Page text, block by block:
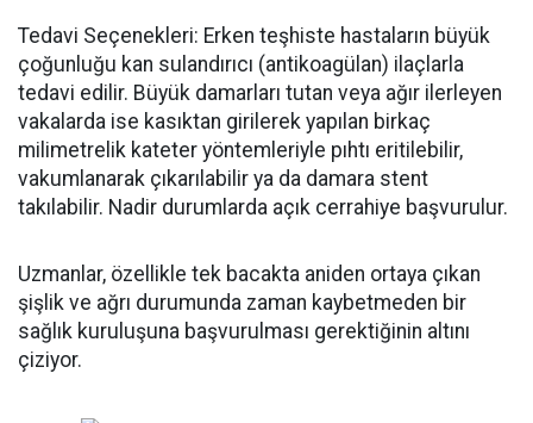
Tedavi Seçenekleri: Erken teşhiste hastaların büyük
çoğunluğu kan sulandırıcı (antikoagülan) ilaçlarla
tedavi edilir. Büyük damarları tutan veya ağır ilerleyen
vakalarda ise kasıktan girilerek yapılan birkaç
milimetrelik kateter yöntemleriyle pıhtı eritilebilir,
vakumlanarak çıkarılabilir ya da damara stent
takılabilir. Nadir durumlarda açık cerrahiye başvurulur.
Uzmanlar, özellikle tek bacakta aniden ortaya çıkan
şişlik ve ağrı durumunda zaman kaybetmeden bir
sağlık kuruluşuna başvurulması gerektiğinin altını
çiziyor.